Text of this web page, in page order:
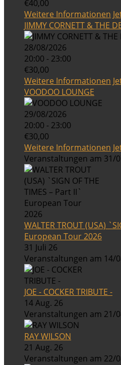
€40,00
Weitere Informationen
JIMMY CORNETT & THE
28/08/2026
20:00 - 23:00
€30,00
Weitere Informationen
VOODOO LOUNGE
29/08/2026
20:00 - 23:00
€30,00
Weitere Informationen
Veranstaltungen am 31/
WALTER TROUT (USA)
European Tour 2026
31 Juli 26
Veranstaltungen am 14/
JOE - COCKER TRIBUTE -
14 Aug. 26
Veranstaltungen am 21/
RAY WILSON
21 Aug. 26
Veranstaltungen am 22/